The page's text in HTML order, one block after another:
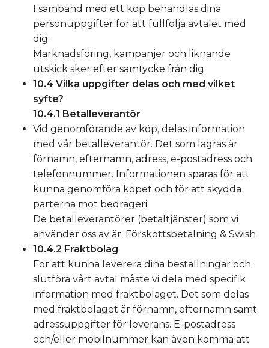
I samband med ett köp behandlas dina
personuppgifter för att fullfölja avtalet med
dig.
Marknadsföring, kampanjer och liknande
utskick sker efter samtycke från dig.
10.4 Vilka uppgifter delas och med vilket
syfte?
10.4.1 Betalleverantör
Vid genomförande av köp, delas information
med vår betalleverantör. Det som lagras är
förnamn, efternamn, adress, e-postadress och
telefonnummer. Informationen sparas för att
kunna genomföra köpet och för att skydda
parterna mot bedrägeri.
De betalleverantörer (betaltjänster) som vi
använder oss av är: Förskottsbetalning & Swish
10.4.2 Fraktbolag
För att kunna leverera dina beställningar och
slutföra vårt avtal måste vi dela med specifik
information med fraktbolaget. Det som delas
med fraktbolaget är förnamn, efternamn samt
adressuppgifter för leverans. E-postadress
och/eller mobilnummer kan även komma att